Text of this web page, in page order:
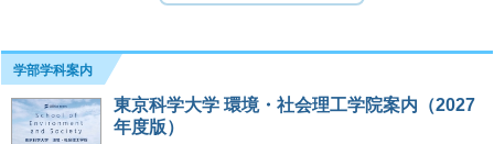
学部学科案内
東京科学大学 環境・社会理工学院案内（2027
年度版）